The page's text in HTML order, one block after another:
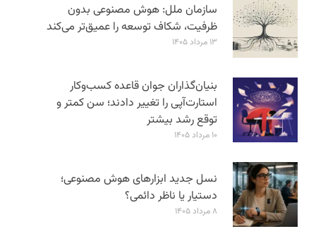
سازمان ملل: هوش مصنوعی بدون
ظرفیت، شکاف توسعه را عمیق‌تر می‌کند
۱۳ مرداد ۱۴۰۵
بنیان‌گذاران جوان قاعده کسب‌وکار
استارت‌آپی را تغییر دادند؛ سن‌ کمتر و
توقع رشد بیشتر
۱۰ مرداد ۱۴۰۵
نسل جدید ابزارهای هوش مصنوعی؛
دستیار یا ناظر دائمی؟
۸ مرداد ۱۴۰۵